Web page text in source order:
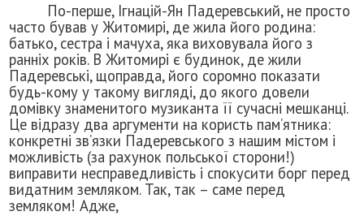
По-перше, Ігнацій-Ян Падеревський, не просто
часто бував у Житомирі, де жила його родина:
батько, сестра і мачуха, яка виховувала його з
ранніх років. В Житомирі є будинок, де жили
Падеревські, щоправда, його соромно показати
будь-кому у такому вигляді, до якого довели
домівку знаменитого музиканта її сучасні мешканці.
Це відразу два аргументи на користь пам’ятника:
конкретні зв’язки Падеревського з нашим містом і
можливість (за рахунок польської сторони!)
виправити несправедливість і спокусити борг перед
видатним земляком. Так, так – саме перед
земляком! Адже,